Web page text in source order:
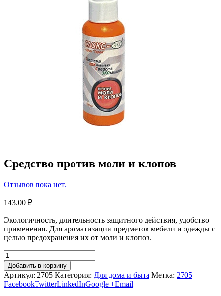
Средство против моли и клопов
Отзывов пока нет.
143.00 ₽
Экологичность, длительность защитного действия, удобство
применения. Для ароматизации предметов мебели и одежды с
целью предохранения их от моли и клопов.
Добавить в корзину
Артикул: 2705 Категория: Для дома и быта Метка: 2705
FacebookTwitterLinkedInGoogle +Email